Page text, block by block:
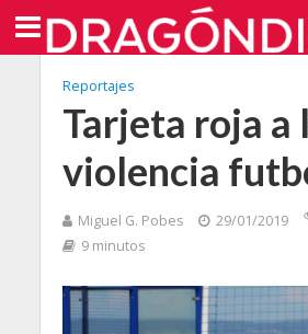
Reportajes
Tarjeta roja a
violencia
Miguel G. Pobes 29/01/2019
9 minutos